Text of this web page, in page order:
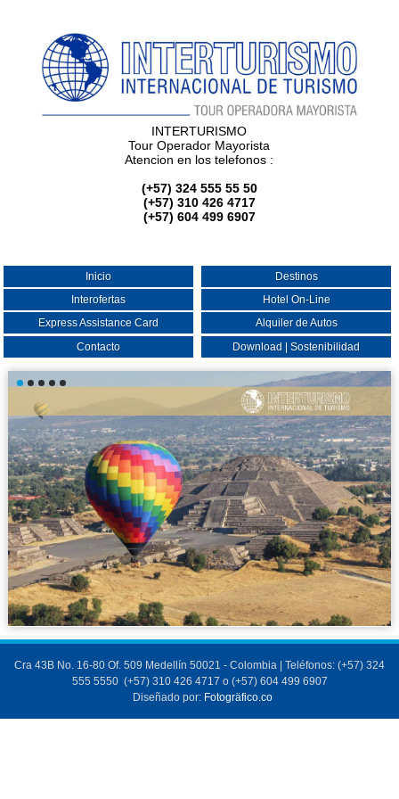
INTERTURISMO
Tour Operador Mayorista
Atencion en los telefonos :
(+57) 324 555 55 50
(+57) 310 426 4717
(+57) 604 499 6907
Inicio
Destinos
Interofertas
Hotel On-Line
Express Assistance Card
Alquiler de Autos
Contacto
Download | Sostenibilidad
Cra 43B No. 16-80 Of. 509 Medellín 50021 - Colombia | Teléfonos: (+57) 324
555 5550 (+57) 310 426 4717 o (+57) 604 499 6907
Diseñado por: Fotogräfico.co